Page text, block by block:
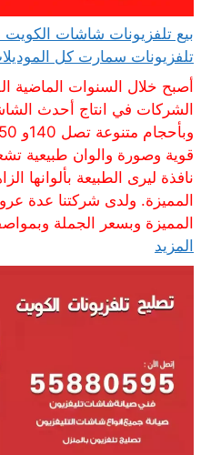
تلفزيونات سمارت كل
أصبح خلال السنوات الماضية
الشركات في انتاج أحدث
قوية وصورة والوان طبيعية
نافذة ليرى الطبيعة بألوانها
المميزة. ولدى شركتنا عدة
المميزة وبسعر الجملة
المزيد